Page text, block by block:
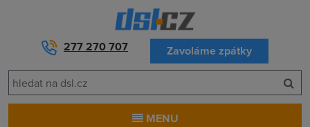
277 270 707 Zavoláme zpátky
MENU